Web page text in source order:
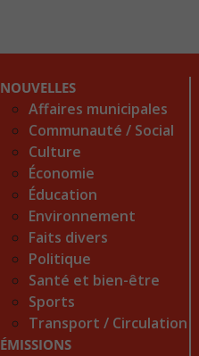
NOUVELLES
Affaires municipales
Communauté / Social
Culture
Économie
Éducation
Environnement
Faits divers
Politique
Santé et bien-être
Sports
Transport / Circulation
ÉMISSIONS